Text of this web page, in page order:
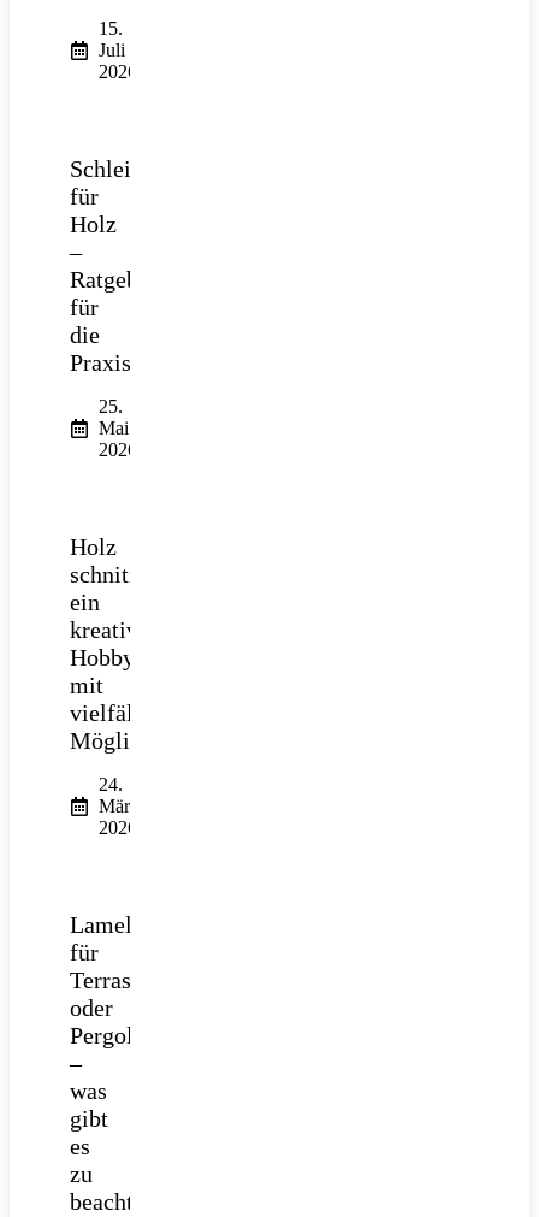
15.
Juli
2026
Schleifpapier
für
Holz
–
Ratgeber
für
die
Praxis
25.
Mai
2026
Holz
schnitzen:
ein
kreatives
Hobby
mit
vielfältigen
Möglichkeiten
24.
März
2026
Lamellendach
für
Terrasse
oder
Pergola
–
was
gibt
es
zu
beachten?